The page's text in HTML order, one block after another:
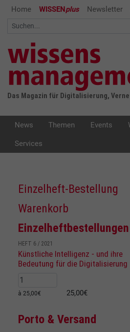
Home WISSENplus Newsletter
Das Magazin für Digitalisierung,
News Themen Events
Services
Einzelheft-Bestellung
Warenkorb
Einzelheftbestellungen
HEFT 6 / 2021
Künstliche Intelligenz - und ihre
Bedeutung für die Digitalisierung
à 25,00€ 25,00€
Porto & Versand